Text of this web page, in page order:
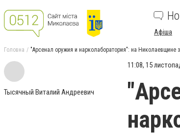
Афіша
Головна "Арсенал оружия и нарколаборатория": на
Тысячный Виталий Андреевич
11:08, 15